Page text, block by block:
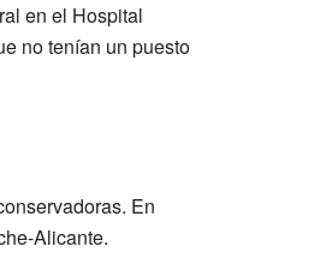
en el Hospital
no tenían un puesto
En
Alicante.